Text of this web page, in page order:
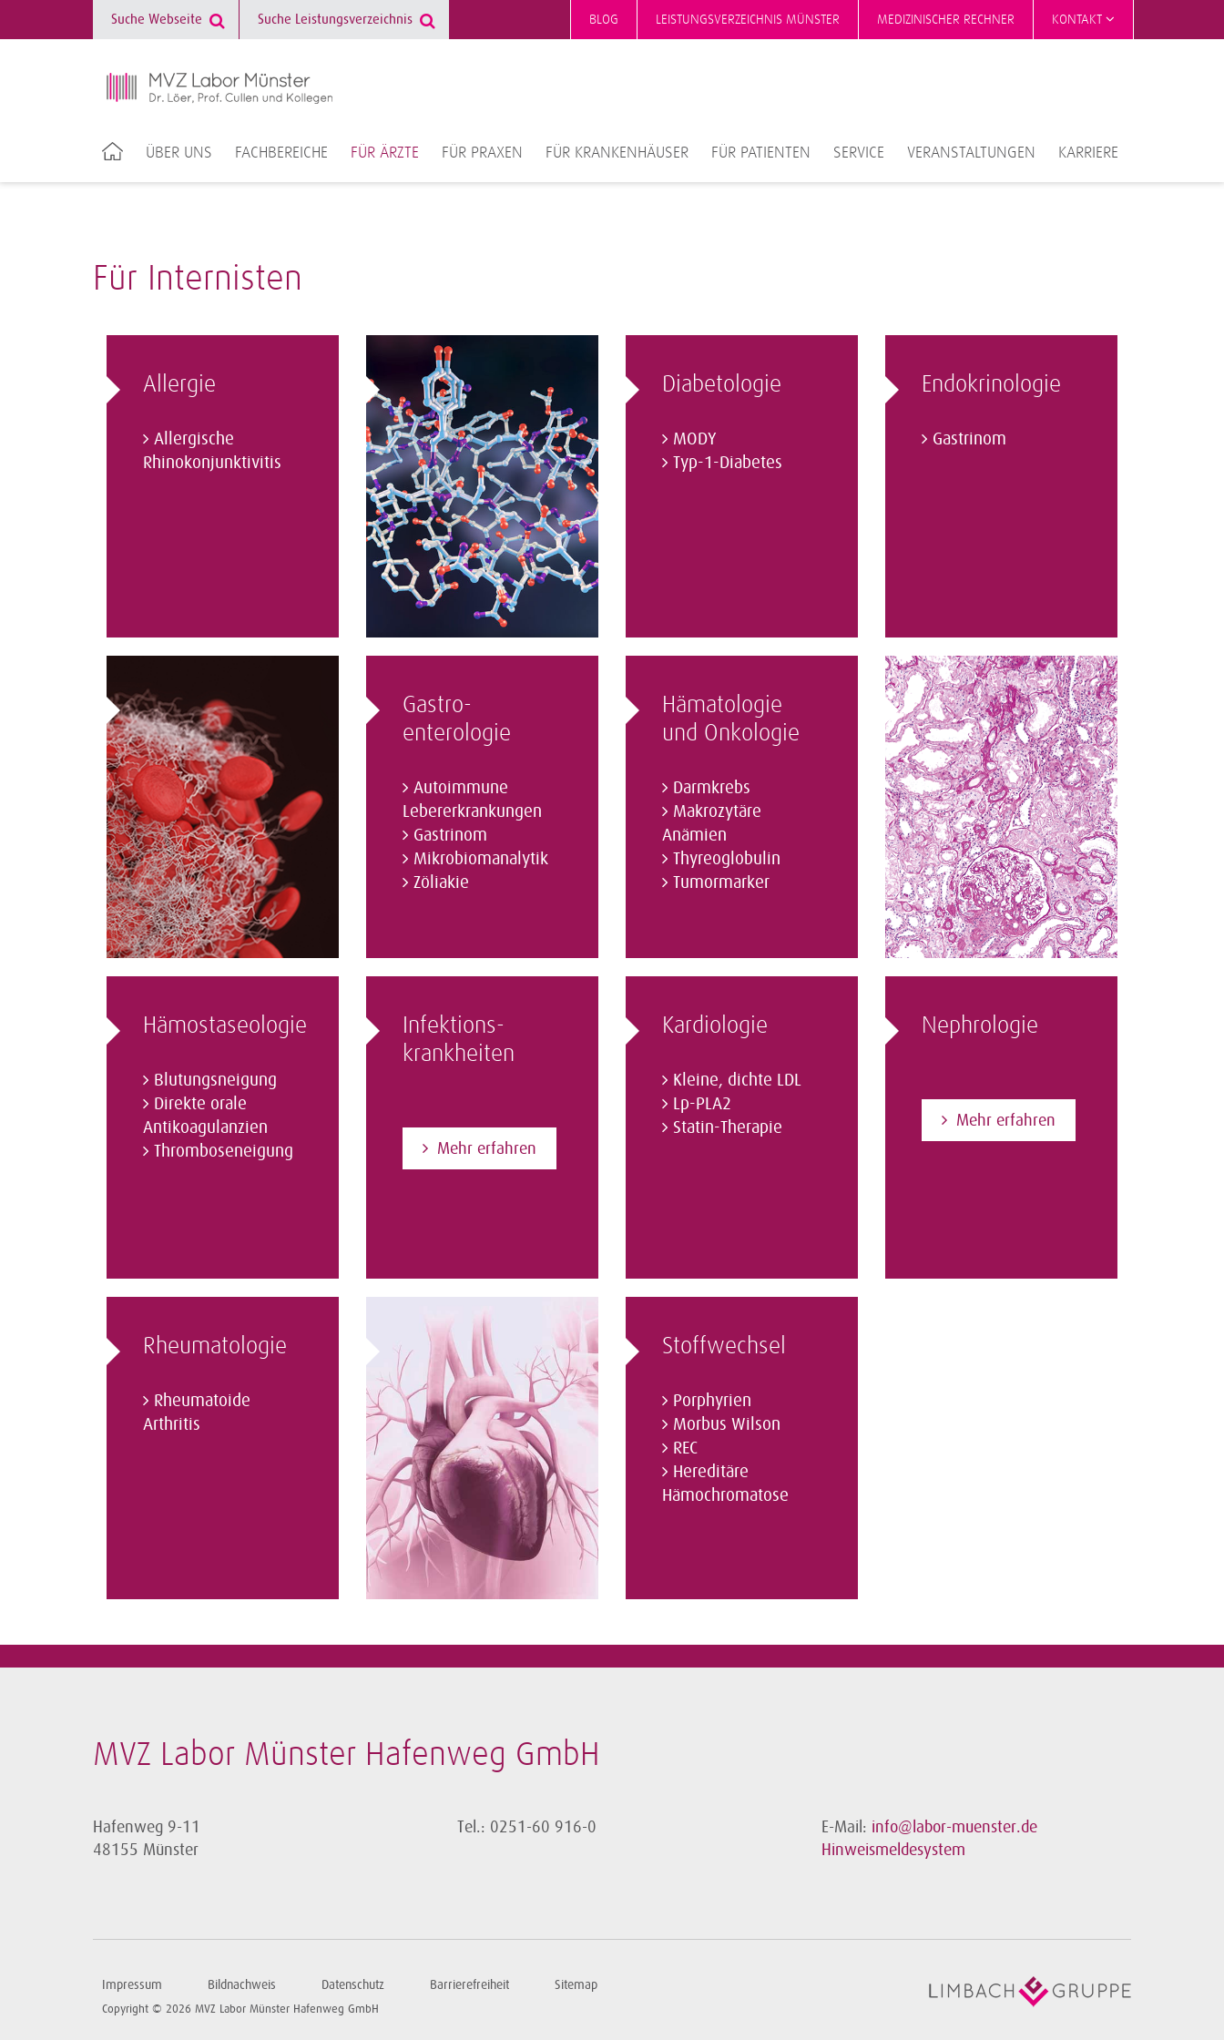
BLOG LEISTUNGSVERZEICHNIS MÜNSTER MEDIZINISCHER RECHNER KONTAKT
ÜBER UNS FACHBEREICHE FÜR ÄRZTE FÜR PRAXEN FÜR KRANKENHÄUSER FÜR PATIENTEN SERVICE VERANSTALTUNGEN KARRIERE
Für Internisten
Allergie
Allergische
Rhinokonjunktivitis
Hämostaseologie
Blutungsneigung
Direkte orale
Antikoagulanzien
Thromboseneigung
Rheumatologie
Rheumatoide
Arthritis
Gastro­
enterologie
Autoimmune
Lebererkrankungen
Gastrinom
Mikrobiomanalytik
Zöliakie
Infektions­
krankheiten
Mehr erfahren
Diabetologie
MODY
Typ-1-Diabetes
Hämatologie
und Onkologie
Darmkrebs
Makrozytäre
Anämien
Thyreoglobulin
Tumormarker
Kardiologie
Kleine, dichte LDL
Lp-PLA2
Statin-Therapie
Stoffwechsel
Porphyrien
Morbus Wilson
REC
Hereditäre
Hämochromatose
Endokrinologie
Gastrinom
Nephrologie
Mehr erfahren
MVZ Labor Münster Hafenweg GmbH
Hafenweg 9-11
48155 Münster
Tel.: 0251-60 916-0 E-Mail: info@labor-muenster.de
Hinweismeldesystem
Impressum Bildnachweis Datenschutz Barrierefreiheit Sitemap
Copyright © 2026 MVZ Labor Münster Hafenweg GmbH